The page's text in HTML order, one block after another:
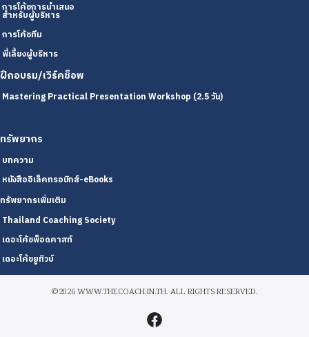
การโค้ชการนำเสนอ
สำหรับผู้บริหาร
การโค้ชทีม
พี่เลี้ยงผู้บริหาร
ฝึกอบรม/เวิร์คช็อพ
Mastering Practical Presentation Workshop (2.5 วัน)
ทรัพยากร
บทความ
หนังสืออิเล็คทรอนิกส์-eBooks
ทรัพยากรเพิ่มเติม
Thailand Coaching Society
เดอะโค้ชพ็อดคาสท์
เดอะโค้ชยูทิวบ์
©2026 WWW.THECOACH.IN.TH. ALL RIGHTS RESERVED.